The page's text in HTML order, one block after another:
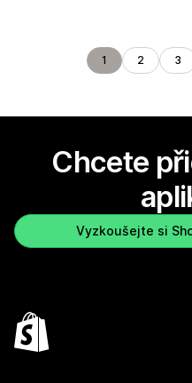
1 2 3
Chcete
Vyzkoušejte si